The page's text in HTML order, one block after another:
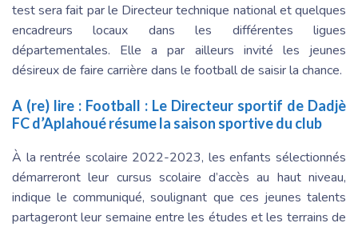
test sera fait par le Directeur technique national et quelques
encadreurs locaux dans les différentes ligues
départementales. Elle a par ailleurs invité les jeunes
désireux de faire carrière dans le football de saisir la chance.
A (re) lire : Football : Le Directeur sportif de Dadjè
FC d’Aplahoué résume la saison sportive du club
À la rentrée scolaire 2022-2023, les enfants sélectionnés
démarreront leur cursus scolaire d’accès au haut niveau,
indique le communiqué, soulignant que ces jeunes talents
partageront leur semaine entre les études et les terrains de